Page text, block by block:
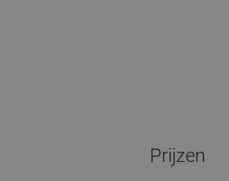
Prijzen